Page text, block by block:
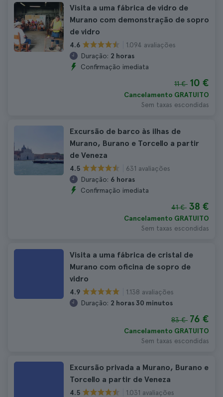
Visita a uma fábrica de vidro de
Murano com demonstração de sopro
de vidro
4.6
1.094 avaliações
Duração: 2 horas
Confirmação imediata
11 € 10 €
Cancelamento GRATUITO
Sem taxas escondidas
Excursão de barco às ilhas de
Murano, Burano e Torcello a partir
de Veneza
4.5
631 avaliações
Duração: 6 horas
Confirmação imediata
41 € 38 €
Cancelamento GRATUITO
Sem taxas escondidas
Visita a uma fábrica de cristal de
Murano com oficina de sopro de
vidro
4.9
1.138 avaliações
Duração: 2 horas 30 minutos
83 € 76 €
Cancelamento GRATUITO
Sem taxas escondidas
Excursão privada a Murano, Burano e
Torcello a partir de Veneza
4.5
1.031 avaliações